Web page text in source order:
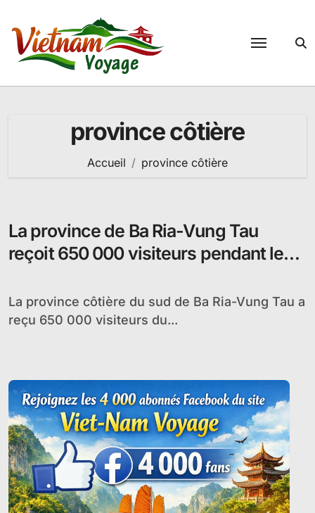
contenu
province côtière
Accueil province côtière
La province de Ba Ria-Vung Tau
reçoit 650 000 visiteurs pendant le
La province côtière du sud de Ba Ria-Vung Tau a
reçu 650 000 visiteurs du...